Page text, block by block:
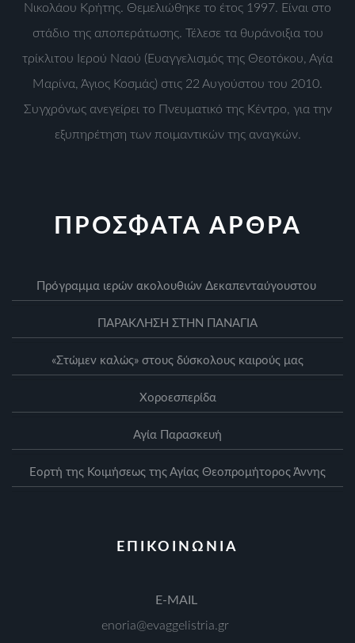
Νικολάου Κρήτης. Θεμελιώθηκε το έτος 1997. Είναι στο
στάδιο της αποπεράτωσης. Τέλεσε τα θυράνοιξια του
τρίκλιτου Ιερού Ναού (Ευαγγελισμός της Θεοτόκου, Αγία
Μαρίνα, Άγιος Κοσμάς) στις 22 Αυγούστου του 2010.
Συγχρόνως ανεγείρει το Πνευματικό της Κέντρο, για την
εξυπηρέτηση των ποιμαντικών της αναγκών.
ΠΡΟΣΦΑΤΑ ΑΡΘΡΑ
Πρόγραμμα ιερών ακολουθιών Δεκαπενταύγουστου
ΠΑΡΑΚΛΗΣΗ ΣΤΗΝ ΠΑΝΑΓΙΑ
«Στώμεν καλώς» στους δύσκολους καιρούς μας
Xοροεσπερίδα
Αγία Παρασκευή
Eορτή της Κοιμήσεως της Αγίας Θεοπρομήτορος Άννης
ΕΠΙΚΟΙΝΩΝΙΑ
Ε-MAIL
enoria@evaggelistria.gr